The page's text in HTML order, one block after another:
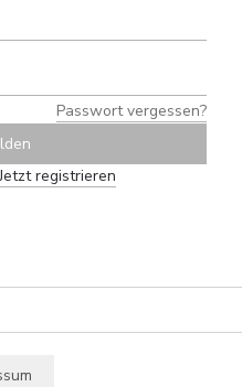
Passwort vergessen?
Jetzt registrieren